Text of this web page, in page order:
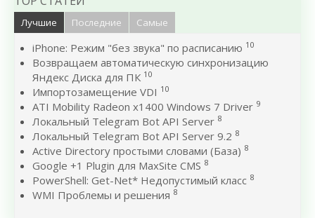
Лучшие Последние Самые
iPhone: Режим "без звука" по расписанию 10
Возвращаем автоматическую синхронизацию
Яндекс Диска для ПК 10
Импортозамещение VDI 10
ATI Mobility Radeon x1400 Windows 7 Driver 9
Локальный Telegram Bot API Server 8
Локальный Telegram Bot API Server 9.2 8
Active Directory простыми словами (База) 8
Google +1 Plugin для MaxSite CMS 8
PowerShell: Get-Net* Недопустимый класс 8
WMI Проблемы и решения 8